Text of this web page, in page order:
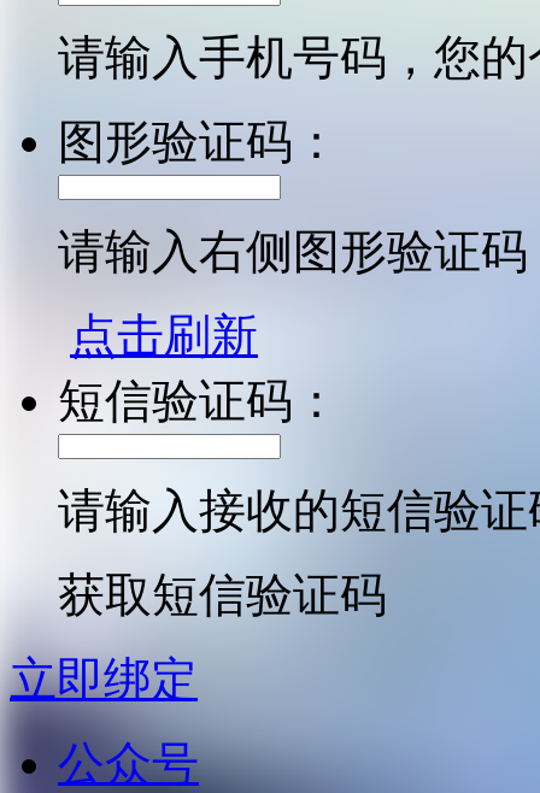
请输入手机号码，您
图形验证码：
请输入右侧图形验证码
点击刷新
短信验证码：
请输入接收的短信验证
获取短信验证码
立即绑定
公众号